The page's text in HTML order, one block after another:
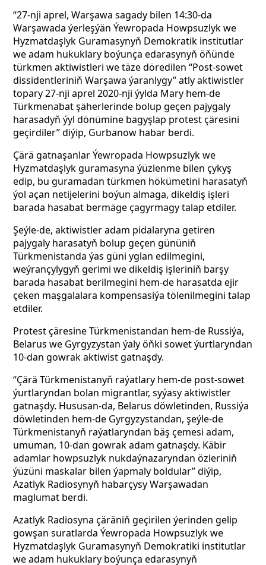
“27-nji aprel, Warşawa sagady bilen 14:30-da
Warşawada ýerleşýän Ýewropada Howpsuzlyk we
Hyzmatdaşlyk Guramasynyň Demokratik institutlar
we adam hukuklary boýunça edarasynyň öňünde
türkmen aktiwistleri we täze döredilen “Post-sowet
dissidentleriniň Warşawa ýaranlygy” atly aktiwistler
topary 27-nji aprel 2020-nji ýylda Mary hem-de
Türkmenabat şäherlerinde bolup geçen pajygaly
harasadyň ýyl dönümine bagyşlap protest çäresini
geçirdiler” diýip, Gurbanow habar berdi.
Çärä gatnaşanlar Ýewropada Howpsuzlyk we
Hyzmatdaşlyk guramasyna ýüzlenme bilen çykyş
edip, bu guramadan türkmen hökümetini harasatyň
ýol açan netijelerini boýun almaga, dikeldiş işleri
barada hasabat bermäge çagyrmagy talap etdiler.
Şeýle-de, aktiwistler adam pidalaryna getiren
pajygaly harasatyň bolup geçen gününiň
Türkmenistanda ýas güni yglan edilmegini,
weýrançylygyň gerimi we dikeldiş işleriniň barşy
barada hasabat berilmegini hem-de harasatda ejir
çeken maşgalalara kompensasiýa tölenilmegini talap
etdiler.
Protest çäresine Türkmenistandan hem-de Russiýa,
Belarus we Gyrgyzystan ýaly öňki sowet ýurtlaryndan
10-dan gowrak aktiwist gatnaşdy.
“Çärä Türkmenistanyň raýatlary hem-de post-sowet
ýurtlaryndan bolan migrantlar, syýasy aktiwistler
gatnaşdy. Hususan-da, Belarus döwletinden, Russiýa
döwletinden hem-de Gyrgyzystandan, şeýle-de
Türkmenistanyň raýatlaryndan bäş çemesi adam,
umuman, 10-dan gowrak adam gatnaşdy. Käbir
adamlar howpsuzlyk nukdaýnazaryndan özleriniň
ýüzüni maskalar bilen ýapmaly boldular” diýip,
Azatlyk Radiosynyň habarçysy Warşawadan
maglumat berdi.
Azatlyk Radiosyna çäräniň geçirilen ýerinden gelip
gowşan suratlarda Ýewropada Howpsuzlyk we
Hyzmatdaşlyk Guramasynyň Demokratiki institutlar
we adam hukuklary boýunça edarasynyň